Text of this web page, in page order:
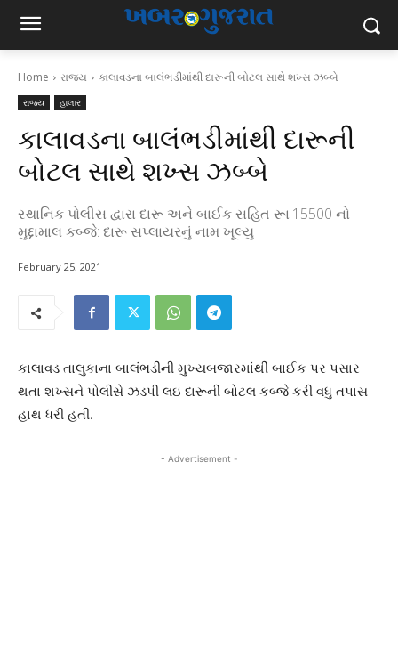
Home રાજ્ય કાલાવડના બાલંભડીમાંથી દારૂની બોટલ સાથે શખ્સ ઝબ્બે
રાજ્ય હાલાર
કાલાવડના બાલંભડીમાંથી દારૂની
બોટલ સાથે શખ્સ ઝબ્બે
સ્થાનિક પોલીસ દ્વારા દારૂ અને બાઈક સહિત રૂા.15500 નો
મુદ્દામાલ કબ્જે: દારૂ સપ્લાયરનું નામ ખૂલ્યુ
February 25, 2021
કાલાવડ તાલુકાના બાલંભડીની મુખ્યબજારમાંથી બાઈક પર પસાર
થતા શખ્સને પોલીસે ઝડપી લઇ દારૂની બોટલ કબ્જે કરી વધુ તપાસ
હાથ ધરી હતી.
- Advertisement -